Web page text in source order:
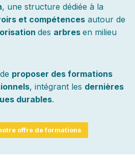
, une structure dédiée à la
et compétences autour de
des arbres en milieu
de proposer des formations
, intégrant les dernières
durables.
offre de formations